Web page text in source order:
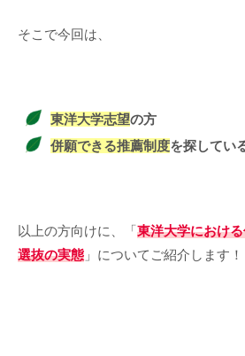
そこで今回は、
東洋大学志望の方
併願できる推薦制度を探してい
以上の方向けに、「東洋大学におけ
選抜の実態 」についてご紹介します！